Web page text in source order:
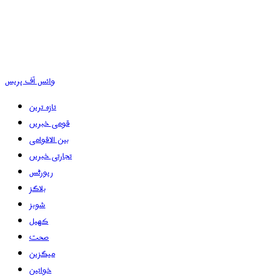
وائس آف پریس
تازہ ترین
قومی خبریں
بین الاقوامی
تجارتی خبریں
رپورٹس
بلاگز
شوبز
کھیل
صحت
میگزین
خواتین